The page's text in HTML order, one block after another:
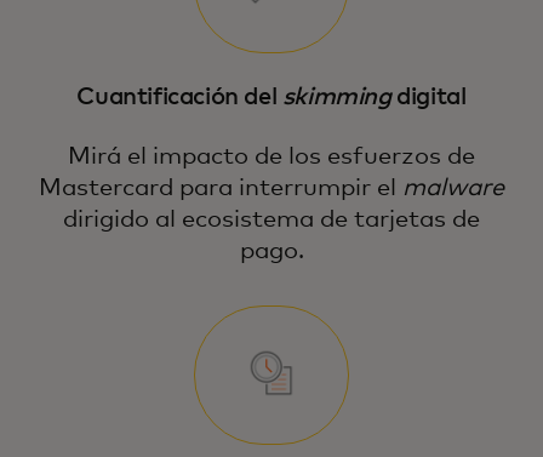
Cuantificación del skimming digital
Mirá el impacto de los esfuerzos de
Mastercard para interrumpir el malware
dirigido al ecosistema de tarjetas de
pago.